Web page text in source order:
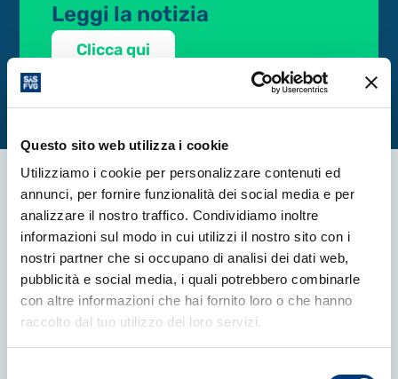
Questo sito web utilizza i cookie
Utilizziamo i cookie per personalizzare contenuti ed
annunci, per fornire funzionalità dei social media e per
analizzare il nostro traffico. Condividiamo inoltre
informazioni sul modo in cui utilizzi il nostro sito con i
nostri partner che si occupano di analisi dei dati web,
pubblicità e social media, i quali potrebbero combinarle
con altre informazioni che hai fornito loro o che hanno
raccolto dal tuo utilizzo dei loro servizi.
Leggi la notizia
Clicca qui
Altre News